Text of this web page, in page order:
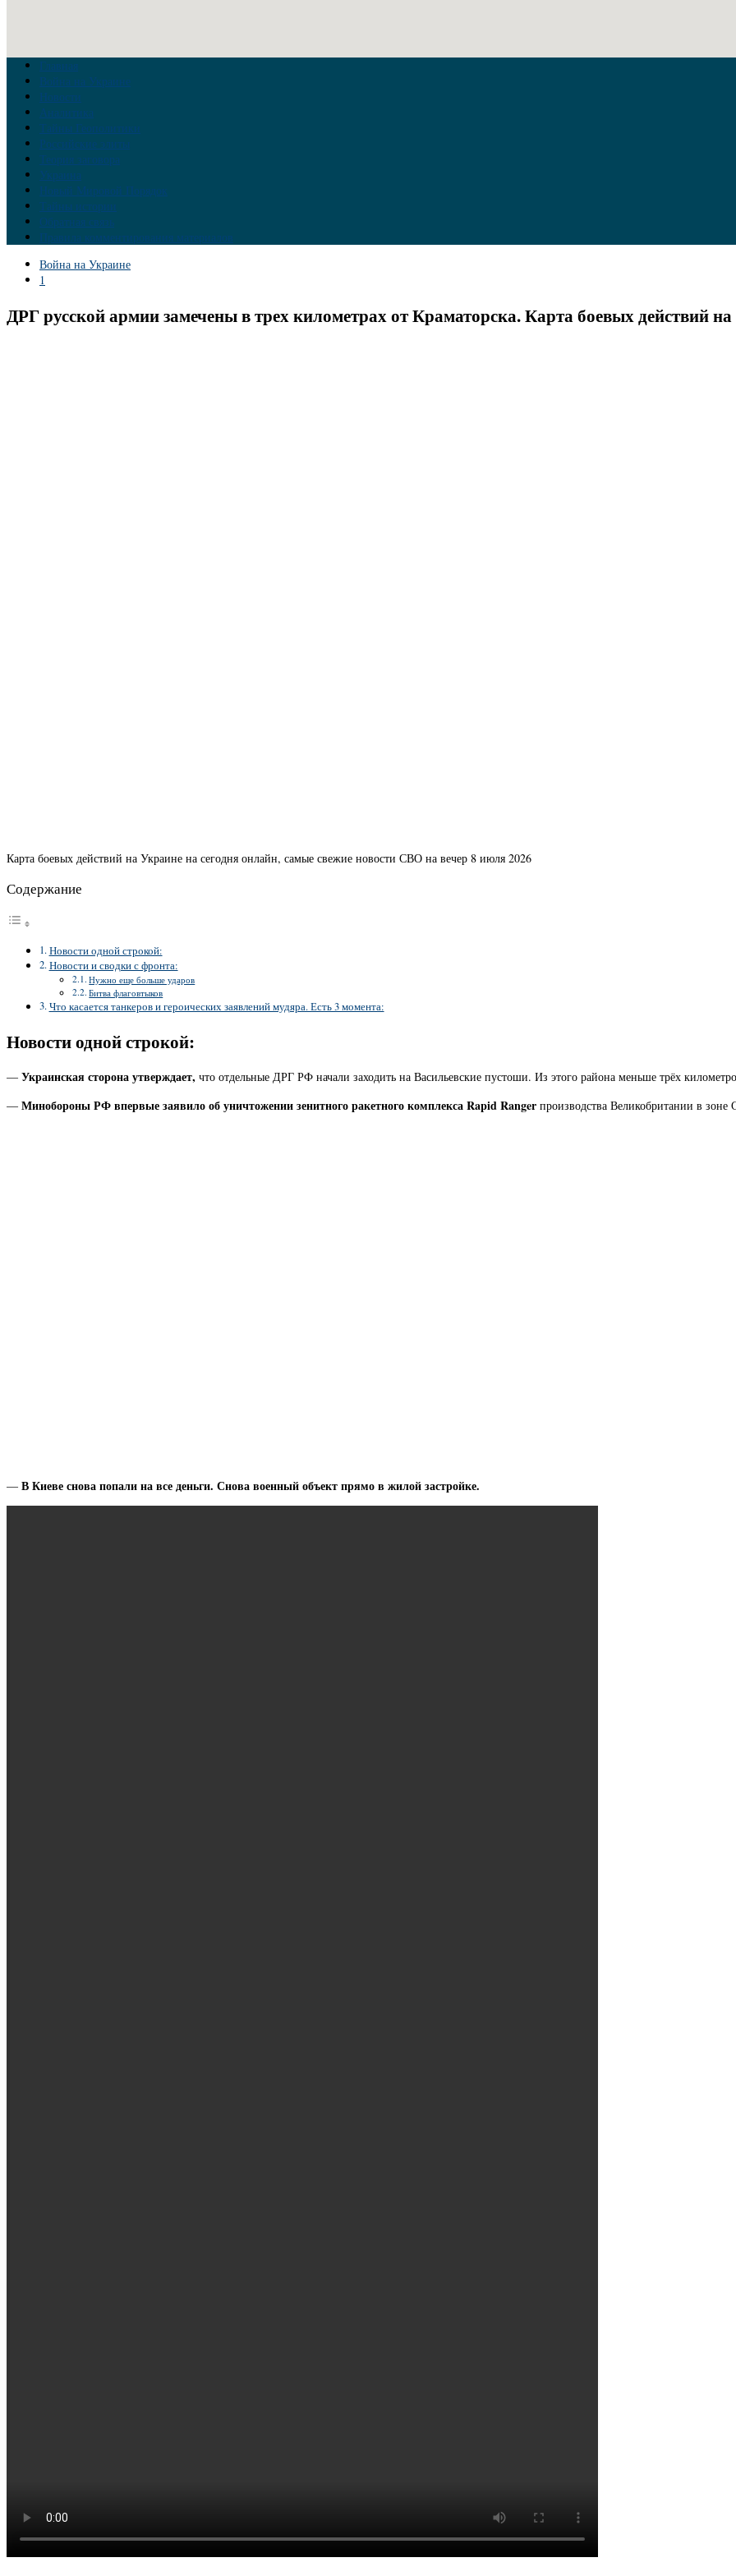
Главная
Война на Украине
Новости
Аналитика
Тайны Геополитики
Российские элиты
Теория заговора
Украина
Новый Мировой Порядок
Тайны истории
Обратная связь
Правила комментирования материалов
Война на Украине
1
ДРГ русской армии замечены в трех километрах от Краматорска. Карта боевых действий на
Карта боевых действий на Украине на сегодня онлайн, самые свежие новости СВО на вечер 8 июля 2026
Содержание
Новости одной строкой:
Новости и сводки с фронта:
Нужно еще больше ударов
Битва флаговтыков
Что касается танкеров и героических заявлений мудяра. Есть 3 момента:
Новости одной строкой:
— Украинская сторона утверждает, что отдельные ДРГ РФ начали заходить на Васильевские пустоши. Из этого района меньше трёх
— Минобороны РФ впервые заявило об уничтожении зенитного ракетного комплекса Rapid Ranger производства Великобритании в
— В Киеве снова попали на все деньги. Снова военный объект прямо в жилой застройке.